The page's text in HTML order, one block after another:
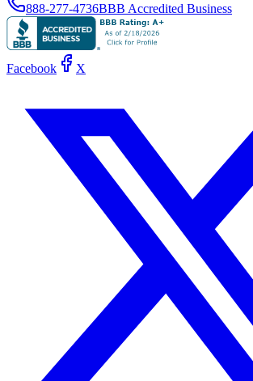
888-277-4736BBB Accredited Business
Facebook X